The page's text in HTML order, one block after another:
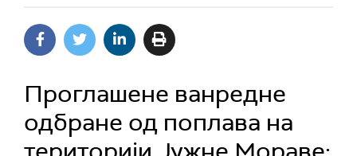
Проглашене ванредне
одбране од поплава на